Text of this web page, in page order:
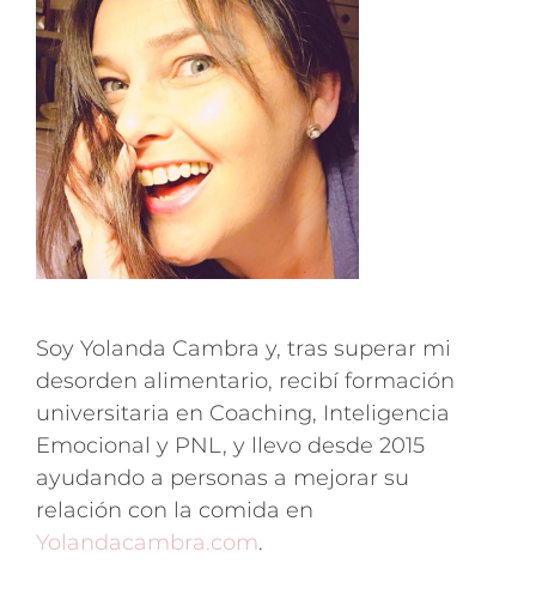
Soy Yolanda Cambra y, tras superar mi
desorden alimentario, recibí formación
universitaria en Coaching, Inteligencia
Emocional y PNL, y llevo desde 2015
ayudando a personas a mejorar su
relación con la comida en
Yolandacambra.com.